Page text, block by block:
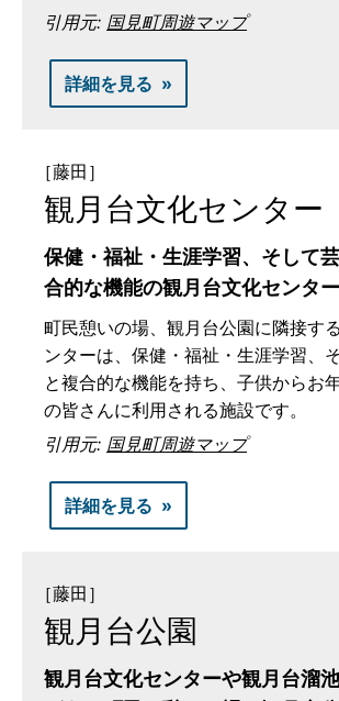
引用元: 国見町周遊マップ
詳細を見る
［藤田］
観月台文化センター
保健・福祉・生涯学習、そして
合的な機能の観月台文化センター
町民憩いの場、観月台公園に隣接す
ンターは、保健・福祉・生涯学習、
と複合的な機能を持ち、子供からお
の皆さんに利用される施設です。
引用元: 国見町周遊マップ
詳細を見る
［藤田］
観月台公園
観月台文化センターや観月台溜